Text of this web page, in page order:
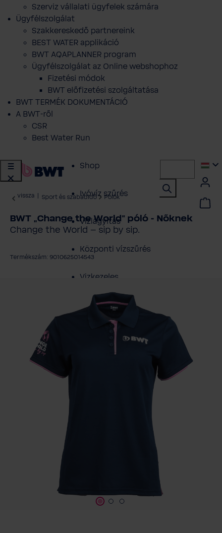
Szerviz vállalati ügyfelek számára
Ügyfélszolgálat
Szakkereskedő partnereink
BEST WATER applikáció
BWT AQAPLANNER program
Ügyfélszolgálat az Online webshophoz
Fizetési módok
BWT előfizetési szolgáltatása
BWT TERMÉK DOKUMENTÁCIÓ
A BWT-ről
CSR
Best Water Run
Shop
Ivóvíz szűrés
Vízlágyítás
Központi vízszűrés
Vizkezeles
Ügyfélszolgálat
vissza Sport és szabadidő Pólók
BWT „Change the World” póló - Nőknek
Change the World – sip by sip.
Termékszám: 9010625014543